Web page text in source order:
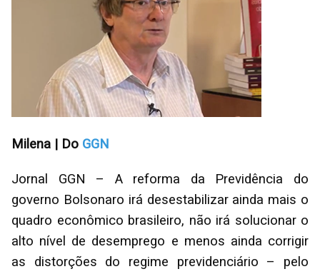
Milena | Do GGN
Jornal GGN – A reforma da Previdência do
governo Bolsonaro irá desestabilizar ainda mais o
quadro econômico brasileiro, não irá solucionar o
alto nível de desemprego e menos ainda corrigir
as distorções do regime previdenciário – pelo